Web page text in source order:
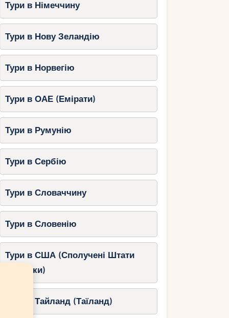
Тури в Німеччину
Тури в Нову Зеландію
Тури в Норвегію
Тури в ОАЕ (Емірати)
Тури в Румунію
Тури в Сербію
Тури в Словаччину
Тури в Словенію
Тури в США (Сполучені Штати
Америки)
Тури в Тайланд (Таїланд)